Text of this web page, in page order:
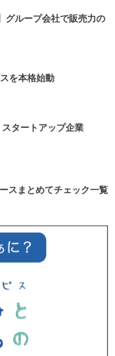
グループ会社で販売力の
を本格始動
タートアップ企業
スまとめてチェック一覧